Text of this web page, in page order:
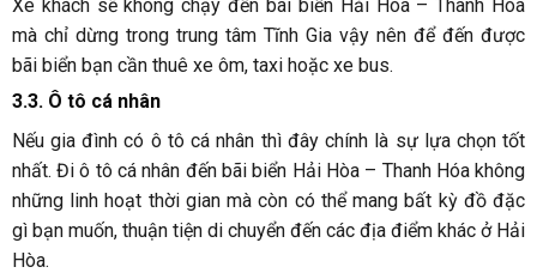
Xe khách sẽ không chạy đến bãi biển Hải Hòa – Thanh Hóa
mà chỉ dừng trong trung tâm Tĩnh Gia vậy nên để đến được
bãi biển bạn cần thuê xe ôm, taxi hoặc xe bus.
3.3. Ô tô cá nhân
Nếu gia đình có ô tô cá nhân thì đây chính là sự lựa chọn tốt
nhất. Đi ô tô cá nhân đến bãi biển Hải Hòa – Thanh Hóa không
những linh hoạt thời gian mà còn có thể mang bất kỳ đồ đặc
gì bạn muốn, thuận tiện di chuyển đến các địa điểm khác ở Hải
Hòa.